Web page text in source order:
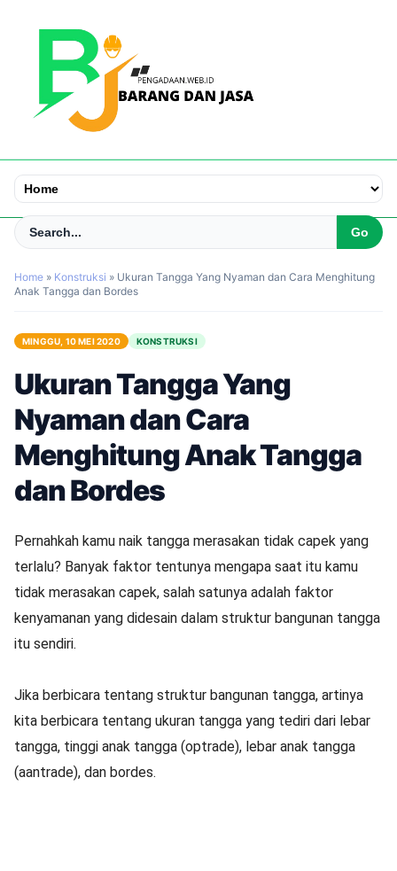
Home » Konstruksi » Ukuran Tangga Yang Nyaman dan Cara Menghitung
Anak Tangga dan Bordes
MINGGU, 10 MEI 2020 KONSTRUKSI
Ukuran Tangga Yang
Nyaman dan Cara
Menghitung Anak Tangga
dan Bordes
Pernahkah kamu naik tangga merasakan tidak capek yang
terlalu? Banyak faktor tentunya mengapa saat itu kamu
tidak merasakan capek, salah satunya adalah faktor
kenyamanan yang didesain dalam struktur bangunan tangga
itu sendiri.
Jika berbicara tentang struktur bangunan tangga, artinya
kita berbicara tentang ukuran tangga yang tediri dari lebar
tangga, tinggi anak tangga (optrade), lebar anak tangga
(aantrade), dan bordes.